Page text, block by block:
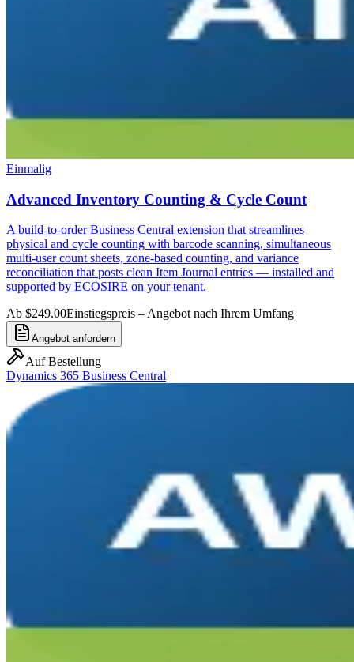
Einmalig
Advanced Inventory Counting & Cycle Count
A build-to-order Business Central extension that streamlines
physical and cycle counting with barcode scanning, simultaneous
multi-user count sheets, zone-based counting, and variance
reconciliation that posts clean Item Journal entries — installed and
supported by ECOSIRE on your tenant.
Ab $249.00Einstiegspreis – Angebot nach Ihrem Umfang
Angebot anfordern
Auf Bestellung
Dynamics 365 Business Central